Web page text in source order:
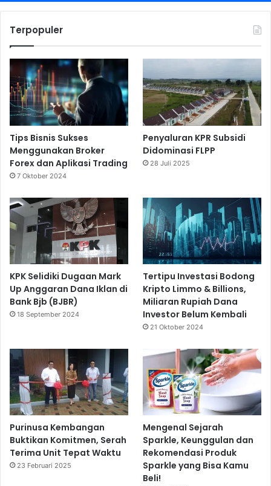
Terpopuler
Tips Bisnis Sukses
Menggunakan Broker
Forex dan Aplikasi Trading
7 Oktober 2024
Penyaluran KPR Subsidi
Didominasi FLPP
28 Juli 2025
KPK Selidiki Dugaan Mark
Up Anggaran Dana Iklan di
Bank Bjb (BJBR)
18 September 2024
Tertipu Investasi Bodong
Kripto Limmo & Billions,
Miliaran Rupiah Dana
Investor Belum Kembali
21 Oktober 2024
Purinusa Kembangan
Buktikan Komitmen, Serah
Terima Unit Tepat Waktu
23 Februari 2025
Mengenal Sejarah
Sparkle, Keunggulan dan
Rekomendasi Produk
Sparkle yang Bisa Kamu
Beli!